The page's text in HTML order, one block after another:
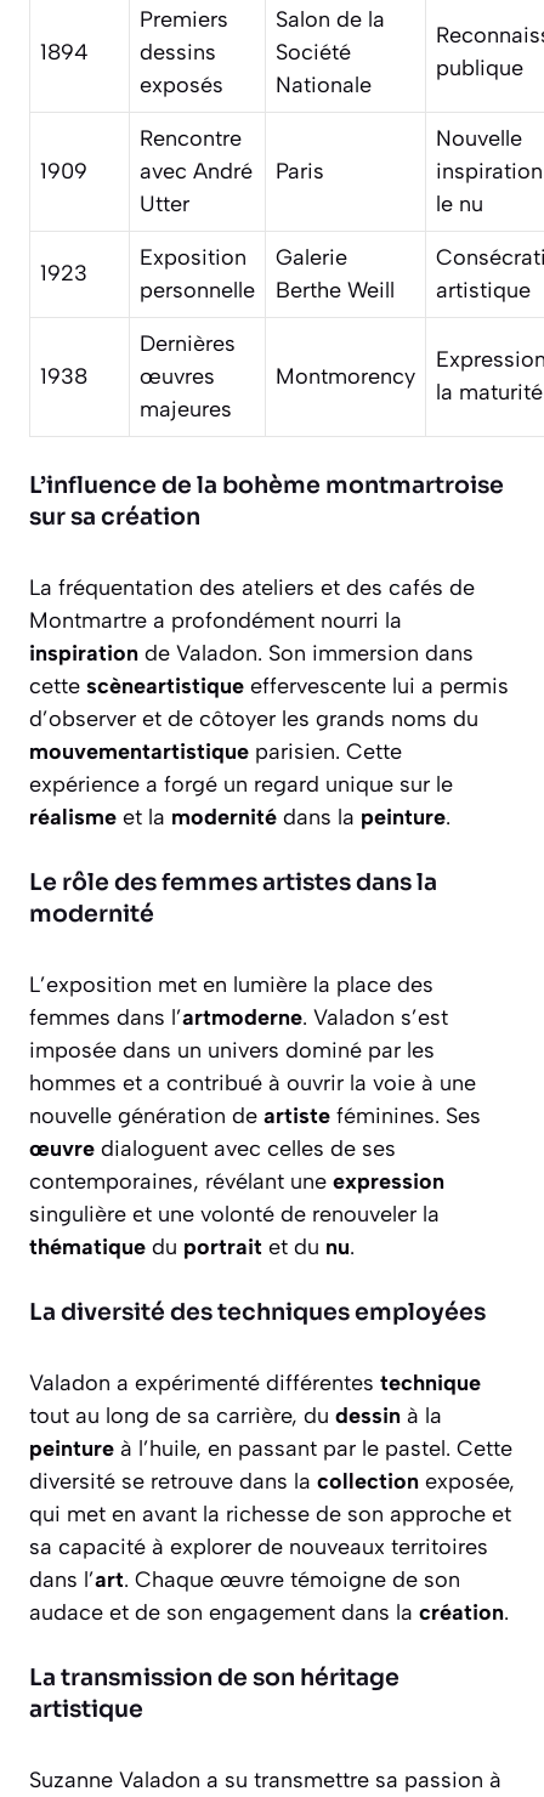
1894
Premiers
dessins
exposés
Salon de la
Société
Nationale
publique
1909
Rencontre
avec André
Utter
Paris
Nouvelle
le nu
1923
Exposition
personnelle
Galerie
Berthe Weill
artistique
1938
Dernières
œuvres
majeures
Montmorency
la maturité
L’influence de la bohème montmartroise
sur sa création
La fréquentation des ateliers et des cafés de
Montmartre a profondément nourri la
inspiration de Valadon. Son immersion dans
cette scèneartistique effervescente lui a permis
d’observer et de côtoyer les grands noms du
mouvementartistique parisien. Cette
expérience a forgé un regard unique sur le
réalisme et la modernité dans la peinture.
Le rôle des femmes artistes dans la
modernité
L’exposition met en lumière la place des
femmes dans l’artmoderne. Valadon s’est
imposée dans un univers dominé par les
hommes et a contribué à ouvrir la voie à une
nouvelle génération de artiste féminines. Ses
œuvre dialoguent avec celles de ses
contemporaines, révélant une expression
singulière et une volonté de renouveler la
thématique du portrait et du nu.
La diversité des techniques employées
Valadon a expérimenté différentes technique
tout au long de sa carrière, du dessin à la
peinture à l’huile, en passant par le pastel. Cette
diversité se retrouve dans la collection exposée,
qui met en avant la richesse de son approche et
sa capacité à explorer de nouveaux territoires
dans l’art. Chaque œuvre témoigne de son
audace et de son engagement dans la création.
La transmission de son héritage
artistique
Suzanne Valadon a su transmettre sa passion à